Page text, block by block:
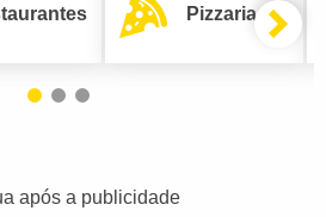
Pizzarias
após a publicidade